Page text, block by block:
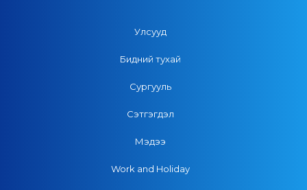
Улсууд
Бидний тухай
Сургууль
Сэтгэгдэл
Мэдээ
Work and Holiday